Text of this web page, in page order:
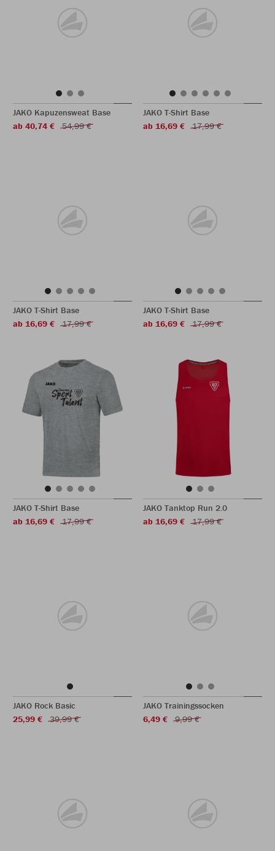
JAKO Kapuzensweat Base
ab 40,74 €
54,99 €
JAKO T-Shirt Base
ab 16,69 €
17,99 €
JAKO T-Shirt Base
ab 16,69 €
17,99 €
JAKO T-Shirt Base
ab 16,69 €
17,99 €
JAKO T-Shirt Base
ab 16,69 €
17,99 €
JAKO Tanktop Run 2.0
ab 16,69 €
17,99 €
JAKO Rock Basic
25,99 €
39,99 €
JAKO Trainingssocken
6,49 €
9,99 €